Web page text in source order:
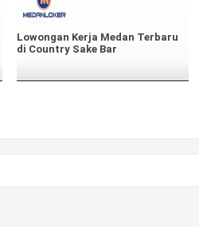
Lowongan Kerja Medan Terbaru
di Country Sake Bar